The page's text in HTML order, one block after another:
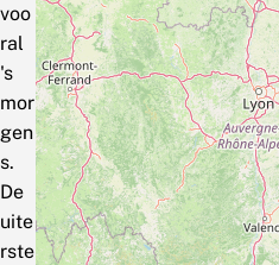
voo
ral
's
mor
gen
s.
De
uite
rste